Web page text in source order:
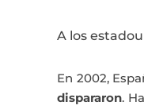
A los
En 2002,
dispararon.